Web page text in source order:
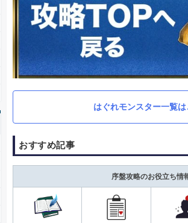
はぐれモンスター一覧は
おすすめ記事
序盤攻略のお役立ち情